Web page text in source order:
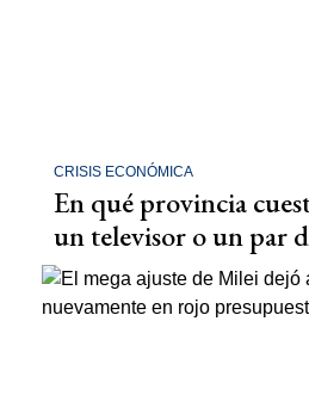
CRISIS ECONÓMICA
En qué provincia
un televisor o un par